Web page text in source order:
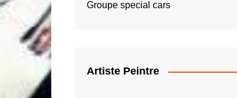
Groupe special cars
Artiste Peintre